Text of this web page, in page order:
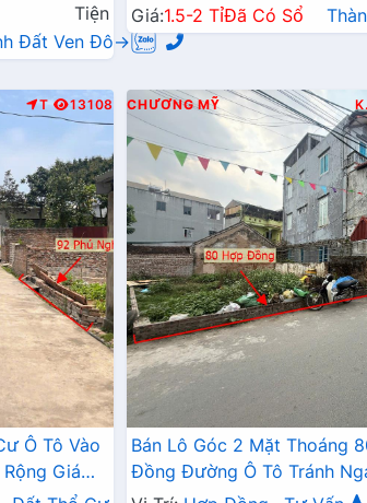
Tiện
Đất Ven Đô→
Giá:1.5-2 TỉĐã Có Sổ
T 13108
Ô Tô Vào
Giá
CHƯƠNG MỸ
Bán Lô Góc 2 Mặt Thoáng
Đồng Đường Ô Tô Tránh
Hành Chính Xã Gần Đường